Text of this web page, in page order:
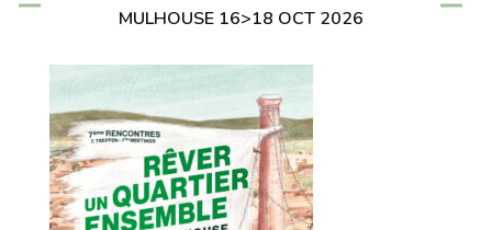
MULHOUSE 16>18 OCT 2026